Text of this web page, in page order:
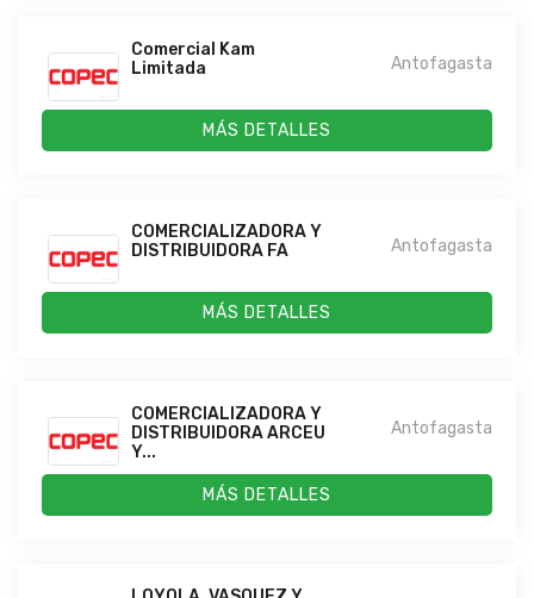
Comercial Kam
Limitada
Antofagasta
MÁS DETALLES
COMERCIALIZADORA Y
DISTRIBUIDORA FA
Antofagasta
MÁS DETALLES
COMERCIALIZADORA Y
DISTRIBUIDORA ARCEU
Y...
Antofagasta
MÁS DETALLES